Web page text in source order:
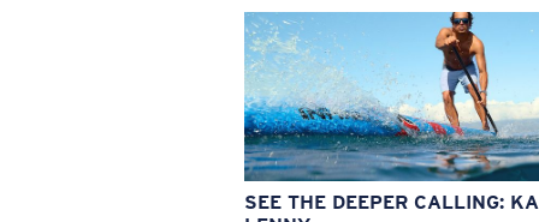
SEE THE DEEPER CALLING: